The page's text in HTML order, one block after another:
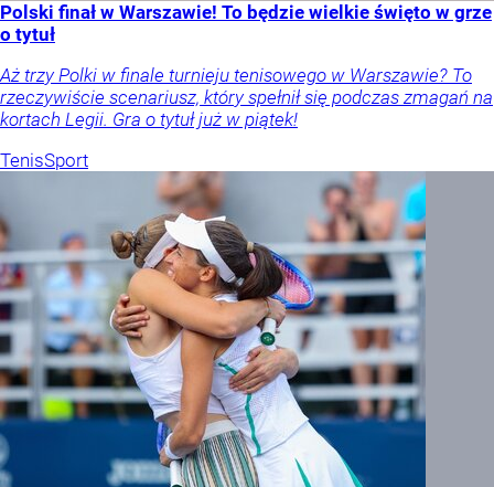
Polski finał w Warszawie! To będzie wielkie święto w grze
o tytuł
Aż trzy Polki w finale turnieju tenisowego w Warszawie? To
rzeczywiście scenariusz, który spełnił się podczas zmagań na
kortach Legii. Gra o tytuł już w piątek!
TenisSport